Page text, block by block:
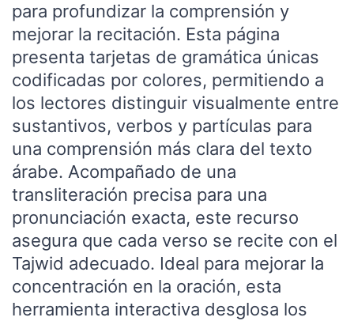
para profundizar la comprensión y
mejorar la recitación. Esta página
presenta tarjetas de gramática únicas
codificadas por colores, permitiendo a
los lectores distinguir visualmente entre
sustantivos, verbos y partículas para
una comprensión más clara del texto
árabe. Acompañado de una
transliteración precisa para una
pronunciación exacta, este recurso
asegura que cada verso se recite con el
Tajwid adecuado. Ideal para mejorar la
concentración en la oración, esta
herramienta interactiva desglosa los